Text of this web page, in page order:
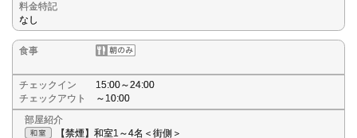
料金特記
なし
食事
チェックイン
15:00～24:00
チェックアウト
～10:00
部屋紹介
【禁煙】和室1～4名＜街側＞